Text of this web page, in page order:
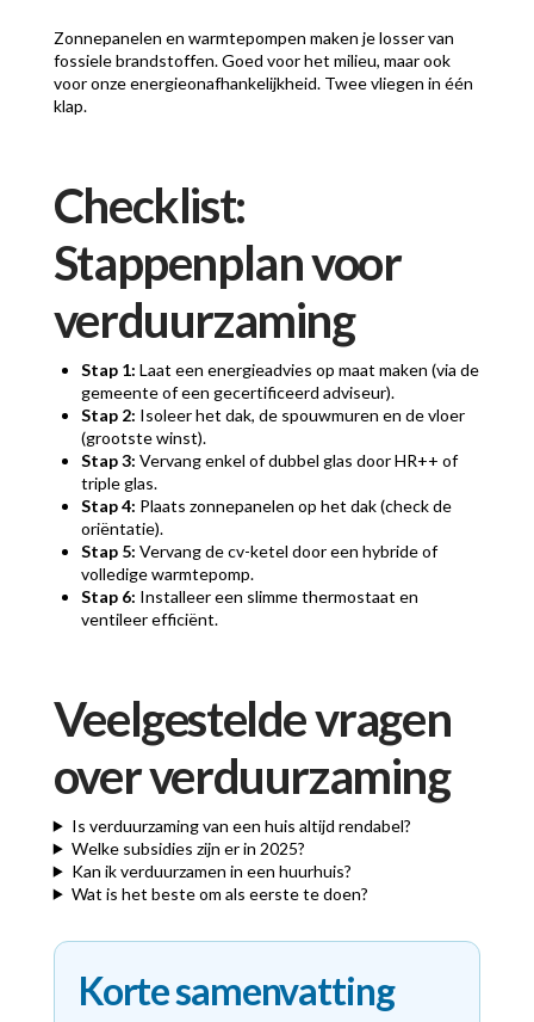
Zonnepanelen en warmtepompen maken je losser van
fossiele brandstoffen. Goed voor het milieu, maar ook
voor onze energieonafhankelijkheid. Twee vliegen in één
klap.
Checklist:
Stappenplan voor
verduurzaming
Stap 1: Laat een energieadvies op maat maken (via de
gemeente of een gecertificeerd adviseur).
Stap 2: Isoleer het dak, de spouwmuren en de vloer
(grootste winst).
Stap 3: Vervang enkel of dubbel glas door HR++ of
triple glas.
Stap 4: Plaats zonnepanelen op het dak (check de
oriëntatie).
Stap 5: Vervang de cv-ketel door een hybride of
volledige warmtepomp.
Stap 6: Installeer een slimme thermostaat en
ventileer efficiënt.
Veelgestelde vragen
over verduurzaming
Is verduurzaming van een huis altijd rendabel?
Welke subsidies zijn er in 2025?
Kan ik verduurzamen in een huurhuis?
Wat is het beste om als eerste te doen?
Korte samenvatting